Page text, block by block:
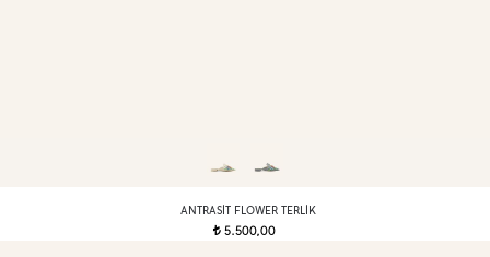
ANTRASIT FLOWER TERLIK
t5.500,00